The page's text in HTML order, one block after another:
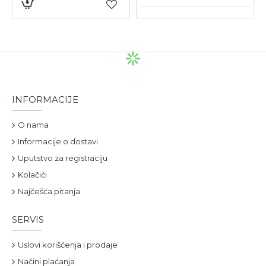
Probiotske bakterije:
§ Bifidobacterium bifidum PXN 23
§ Bifidobacterium infantis PXN 27
§ Bifidobacterium longum PXN 30
§ Lactobacillus acidophilus PXN 35
§ Lactobacillus delbruecki ssp.bulgaricus PXN 39
§ Lactobacillus plantarum PXN 47
INFORMACIJE
O nama
Informacije o dostavi
Uputstvo za registraciju
Kolačići
Najčešća pitanja
SERVIS
Uslovi korišćenja i prodaje
Načini plaćanja